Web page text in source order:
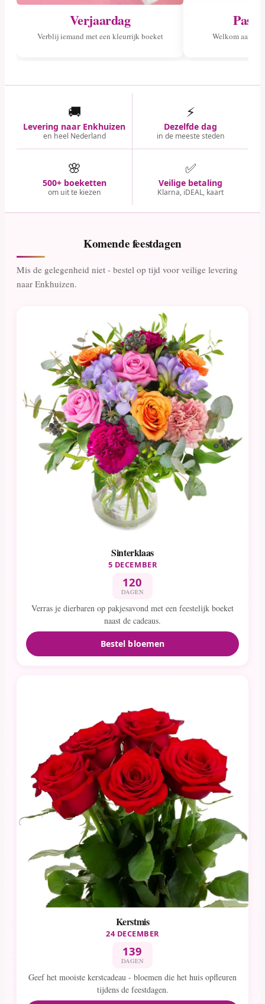
Verjaardag
Verblij iemand met een kleurrijk boeket Welkom aan
🚚
Levering naar Enkhuizen
en heel Nederland
⚡
Dezelfde dag
in de meeste steden
🌸
500+ boeketten
om uit te kiezen
✅
Veilige betaling
Klarna, iDEAL, kaart
Komende feestdagen
Mis de gelegenheid niet - bestel op tijd voor veilige levering
naar Enkhuizen.
Sinterklaas
5 DECEMBER
120
DAGEN
Verras je dierbaren op pakjesavond met een feestelijk boeket
naast de cadeaus.
Bestel bloemen
Kerstmis
24 DECEMBER
139
DAGEN
Geef het mooiste kerstcadeau - bloemen die het huis opfleuren
tijdens de feestdagen.